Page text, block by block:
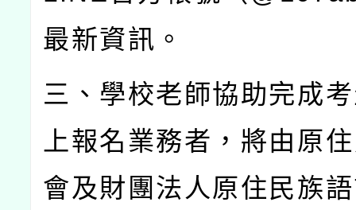
最新資訊。
三、學校老師協助完成
上報名業務者，將由原
會及財團法人原住民族